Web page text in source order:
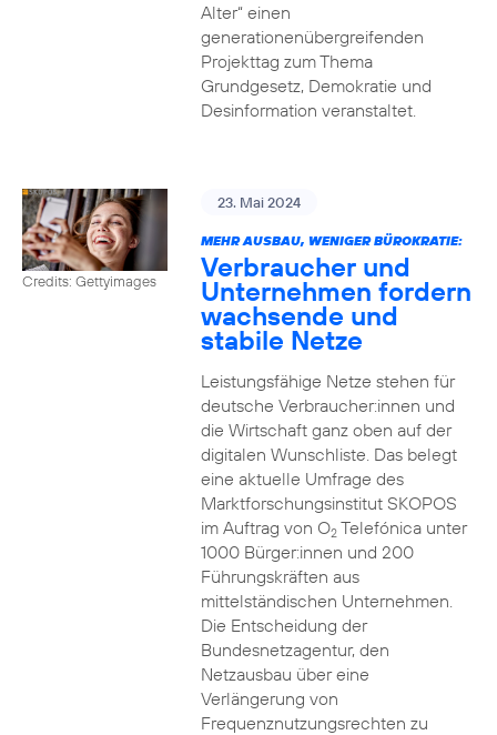
Alter“ einen
generationenübergreifenden
Projekttag zum Thema
Grundgesetz, Demokratie und
Desinformation veranstaltet.
Credits: Gettyimages
23. Mai 2024
MEHR AUSBAU, WENIGER BÜROKRATIE:
Verbraucher und
Unternehmen fordern
wachsende und
stabile Netze
Leistungsfähige Netze stehen für
deutsche Verbraucher:innen und
die Wirtschaft ganz oben auf der
digitalen Wunschliste. Das belegt
eine aktuelle Umfrage des
Marktforschungsinstitut SKOPOS
im Auftrag von O2Telefónica unter
1000 Bürger:innen und 200
Führungskräften aus
mittelständischen Unternehmen.
Die Entscheidung der
Bundesnetzagentur, den
Netzausbau über eine
Verlängerung von
Frequenznutzungsrechten zu